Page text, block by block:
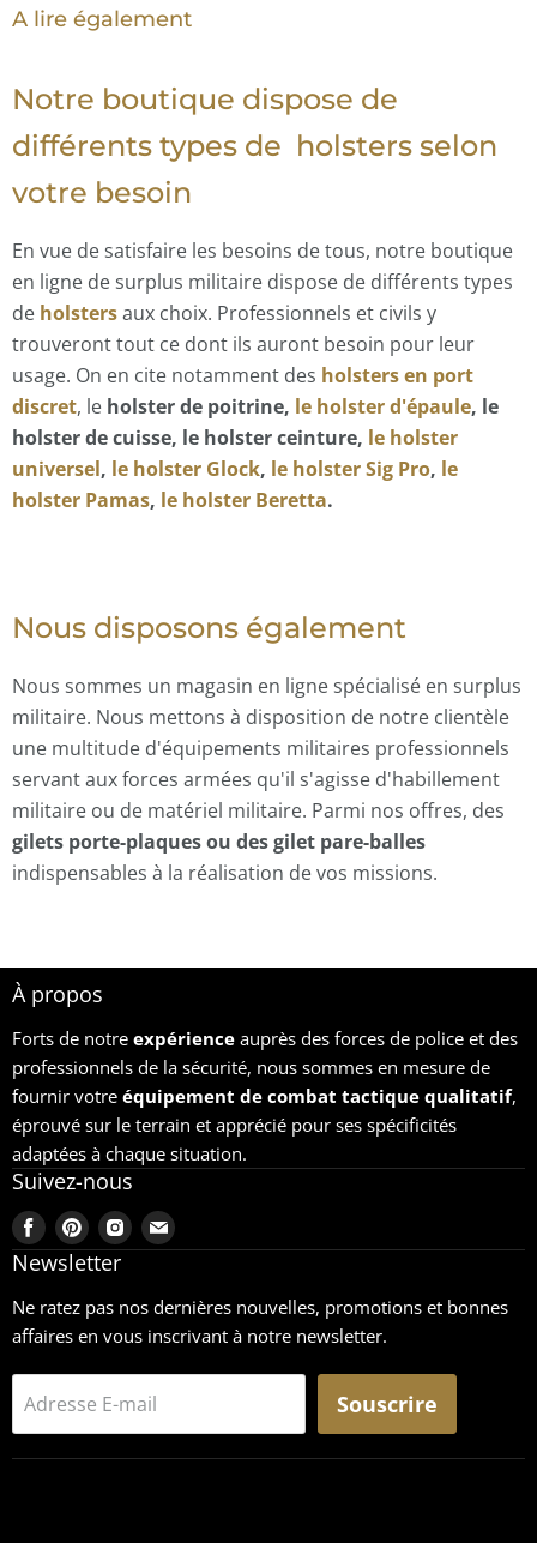
A lire également
Notre boutique dispose de
différents types de holsters selon
votre besoin
En vue de satisfaire les besoins de tous, notre boutique
en ligne de surplus militaire dispose de différents types
de holstersaux choix. Professionnels et civils y
trouveront tout ce dont ils auront besoin pour leur
usage. On en cite notamment des holsters en port
discret, le holster de poitrine, le holster d'épaule, le
holster de cuisse, le holster ceinture, le holster
universel, le holster Glock, le holster Sig Pro, le
holster Pamas, le holster Beretta.
Nous disposons également
Nous sommes un magasin en ligne spécialisé en surplus
militaire. Nous mettons à disposition de notre clientèle
une multitude d'équipements militaires professionnels
servant aux forces armées qu'il s'agisse d'habillement
militaire ou de matériel militaire. Parmi nos offres, des
gilets porte-plaques ou des gilet pare-balles
indispensables à la réalisation de vos missions.
À propos
Forts de notre expérience auprès des forces de police et des
professionnels de la sécurité, nous sommes en mesure de
fournir votre équipement de combat tactique qualitatif,
éprouvé sur le terrain et apprécié pour ses spécificités
adaptées à chaque situation.
Suivez-nous
Trouvez-
nous
Facebook
Trouvez-
nous
Pinterest
Trouvez-
nous
Instagram
Trouvez-
nous
Email
Newsletter
Ne ratez pas nos dernières nouvelles, promotions et bonnes
affaires en vous inscrivant à notre newsletter.
Adresse E-mail Souscrire